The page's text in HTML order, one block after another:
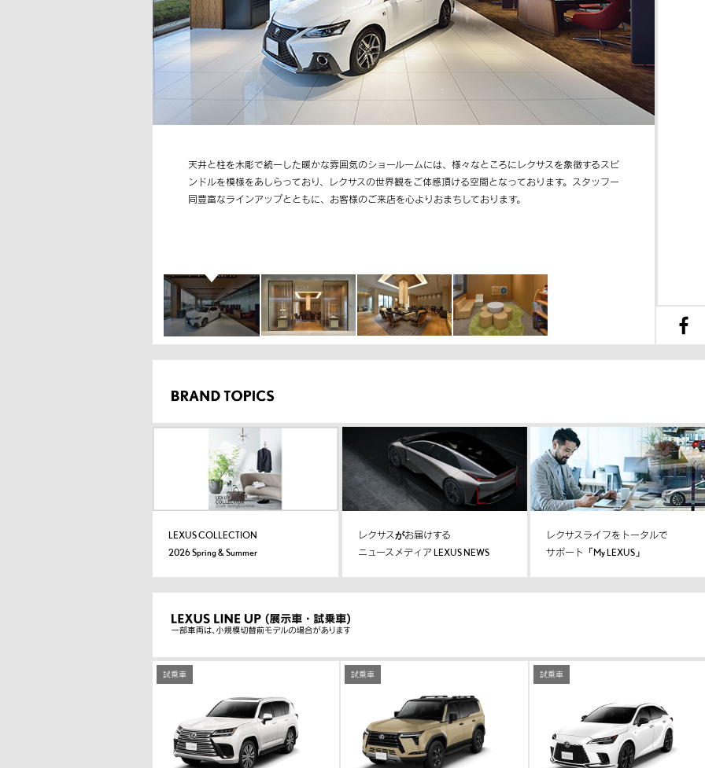
天井と柱を木彫で統一した暖かな雰囲気のショールームには、様々なところにレクサスを象徴するスピ
ンドルを模様をあしらっており、レクサスの世界観をご体感頂ける空間となっております。スタッフ一
同豊富なラインアップとともに、お客様のご来店を心よりおまちしております。
LEXUS COLLECTION
2026 Spring & Summer
レクサスがお届けする
ニュースメディア LEXUS NEWS
レクサスライフをトータルで
サポート「My LEXUS」
試乗車 試乗車 試乗車